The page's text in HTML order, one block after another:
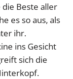
Beste aller
es so aus, als
ihr.
ins Gesicht
sich die